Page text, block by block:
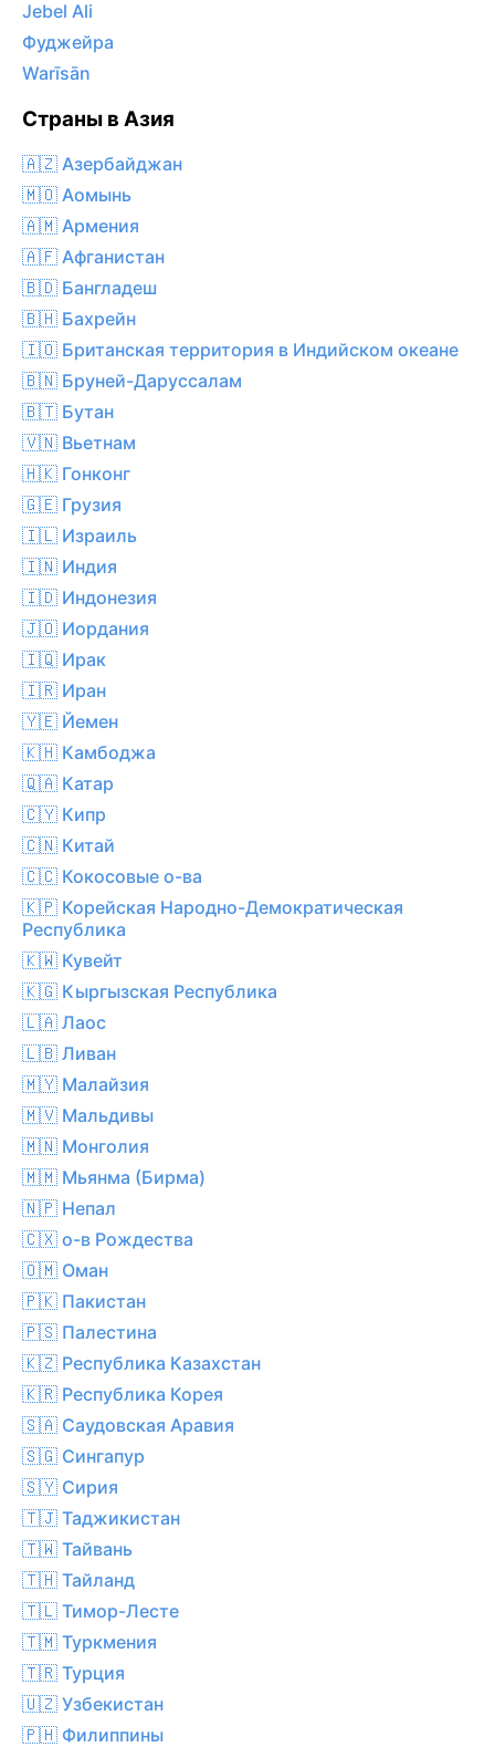
Jebel Ali
Фуджейра
Warīsān
Страны в Азия
🇦🇿 Азербайджан
🇲🇴 Аомынь
🇦🇲 Армения
🇦🇫 Афганистан
🇧🇩 Бангладеш
🇧🇭 Бахрейн
🇮🇴 Британская территория в Индийском океане
🇧🇳 Бруней-Даруссалам
🇧🇹 Бутан
🇻🇳 Вьетнам
🇭🇰 Гонконг
🇬🇪 Грузия
🇮🇱 Израиль
🇮🇳 Индия
🇮🇩 Индонезия
🇯🇴 Иордания
🇮🇶 Ирак
🇮🇷 Иран
🇾🇪 Йемен
🇰🇭 Камбоджа
🇶🇦 Катар
🇨🇾 Кипр
🇨🇳 Китай
🇨🇨 Кокосовые о-ва
🇰🇵 Корейская Народно-Демократическая
Республика
🇰🇼 Кувейт
🇰🇬 Кыргызская Республика
🇱🇦 Лаос
🇱🇧 Ливан
🇲🇾 Малайзия
🇲🇻 Мальдивы
🇲🇳 Монголия
🇲🇲 Мьянма (Бирма)
🇳🇵 Непал
🇨🇽 о-в Рождества
🇴🇲 Оман
🇵🇰 Пакистан
🇵🇸 Палестина
🇰🇿 Республика Казахстан
🇰🇷 Республика Корея
🇸🇦 Саудовская Аравия
🇸🇬 Сингапур
🇸🇾 Сирия
🇹🇯 Таджикистан
🇹🇼 Тайвань
🇹🇭 Тайланд
🇹🇱 Тимор-Лесте
🇹🇲 Туркмения
🇹🇷 Турция
🇺🇿 Узбекистан
🇵🇭 Филиппины